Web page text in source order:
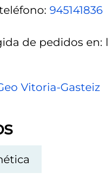
945141836
de pedidos en:
Vitoria-Gasteiz